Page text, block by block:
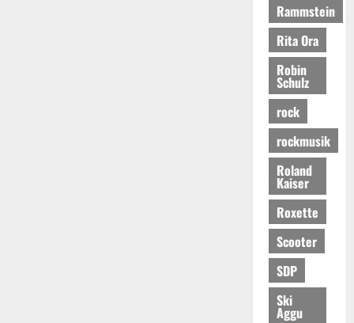
Rammstein
Rita Ora
Robin
Schulz
rock
rockmusik
Roland
Kaiser
Roxette
Scooter
SDP
Ski
Aggu